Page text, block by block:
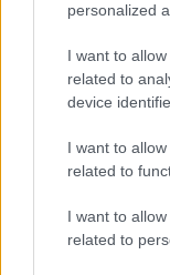
personalized
I want to
related to
device
I want to
related to
I want to
related to